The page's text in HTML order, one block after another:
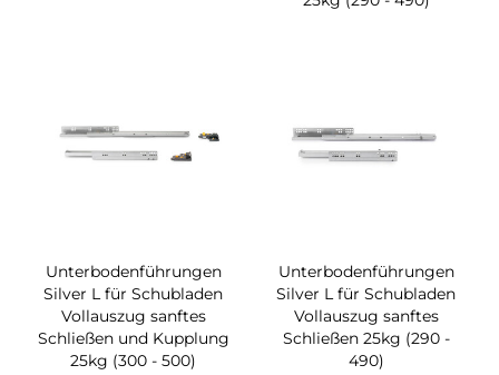
Unterbodenführungen
Silver L für Schubladen
Vollauszug sanftes
Schließen und Kupplung
25kg (300 - 500)
Unterbodenführungen
Silver L für Schubladen
Vollauszug sanftes
Schließen 25kg (290 -
490)